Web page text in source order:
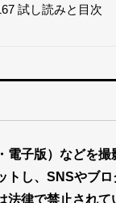
試し読みと目次
電子版）などを撮
トし、SNSやブロ
法律で禁止されて